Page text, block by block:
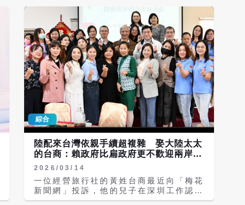
膏式地公布名單。 輿論炸鍋政策急轉
彎 衛福部：中聯未釐清前不得復工 回
顧這起風暴，食藥署在第一時間只要求下
架「第一層油品」，其餘下游產品與加工
食品一律不用下架，更拒絕公布流向廠
商，引發全民憤怒。在召開專家會議後，
衛福部昨晚防線全面潰敗，宣布實施擴大
預防性下架。 衛福部長石崇良解釋，本
次中聯油脂驗出的苯駢芘最高達8ppb，
超出國家安全標準（2ppb）的4倍。依
照2017年專家會議訂定的處理原則進行
合理推算，因此將門檻訂為「使用受影響
大豆沙拉油含量20%以上的加工製品」
皆須預防性下架，待檢驗合格後才能重新
上架。 此外，針對中聯油脂早在4月疑似
就接獲下游客戶通報、卻拖到6月底才向
中央通報，涉嫌隱匿疫情長達兩個月。石
崇良表示，本週食藥署將與台中市衛生
局、檢調單位進行實地勘查，在製程、原
料檢驗等環節未完全釐清改善前，「中聯
部今天（30日）稱，現行法規就是沒空
間；陸委會副主委梁文傑則再指向教育
部，稱陸生若仍希望來台，可另循教育部
途徑申請「學生簽證」，或以「研修生」
等合法身分辦理，但也直言政府不會因單
一個案破例。 該名陸生的父親以「投資
經營管理」身分來台，學生則自小學二年
級起，以隨行子女身分在台接受教育。如
今雖已憑優異成績錄取台灣大學，卻因
《兩岸人民關係條例》對大陸投資人士隨
行子女的暫時居留資格設有限制，在滿
18歲後不再符合「未成年子女」要件，
導致無法繼續留台完成升學。 梁文傑下
午在例行記者會說明，當年開放大陸企業
來台投資時，允許其未成年子女同行，是
基於人道與家庭團聚考量，避免親子分
離。但這項制度本來就綁定「未成年子
女」身分，一旦當事人達到18歲法定成
年年齡，原本的居留依據就會消失，相關
規定在法律上並沒有模糊空間。 至於該
綜合
陸配來台灣依親手續超複雜 娶大陸太太
的台商：賴政府比扁政府更不歡迎兩岸通
婚
2026/03/14
一位經營旅行社的黃姓台商最近向「梅花
新聞網」投訴，他的兒子在深圳工作認識
一位大陸女子，兩人最近結婚，想回台灣